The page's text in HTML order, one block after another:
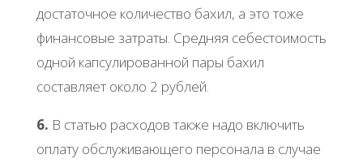
достаточное количество бахил, а это тоже
финансовые затраты. Средняя себестоимость
одной капсулированной пары бахил
составляет около 2 рублей.
6. В статью расходов также надо включить
оплату обслуживающего персонала в случае